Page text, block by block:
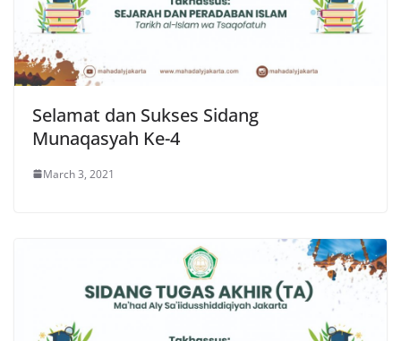
Selamat dan Sukses Sidang
Munaqasyah Ke-4
March 3, 2021